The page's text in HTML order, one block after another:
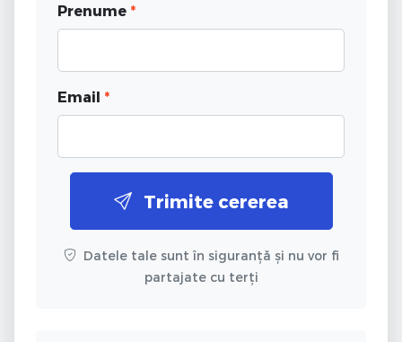
Prenume *
Email *
Trimite cererea
Datele tale sunt în siguranță și nu vor fi
partajate cu terți